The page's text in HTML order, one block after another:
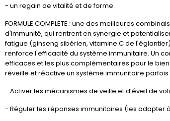
- un regain de vitalité et de forme.
FORMULE COMPLETE : une des meilleures
d'immunité, qui rentrent en synergie et
fatigue (ginseng sibérien, vitamine C de
renforce l'efficacité du système immunitaire. Un
efficaces et les plus complémentaires pour le
réveille et réactive un système immunitaire
- Activer les mécanismes de veille et d’éveil de
- Réguler les réponses immunitaires (les adapter